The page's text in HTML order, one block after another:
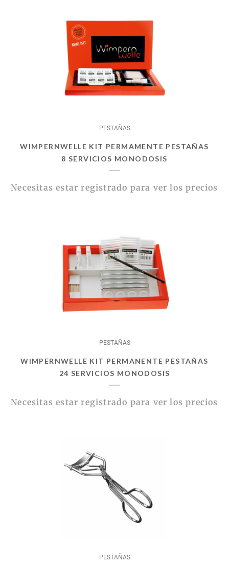
PESTAÑAS
WIMPERNWELLE KIT PERMAMENTE PESTAÑAS
8 SERVICIOS MONODOSIS
Necesitas estar registrado para ver los precios
PESTAÑAS
WIMPERNWELLE KIT PERMANENTE PESTAÑAS
24 SERVICIOS MONODOSIS
Necesitas estar registrado para ver los precios
PESTAÑAS